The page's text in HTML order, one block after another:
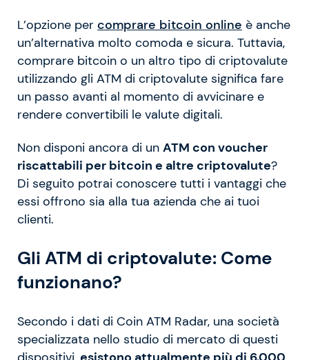
L’opzione per comprare bitcoin online è anche
un’alternativa molto comoda e sicura. Tuttavia,
comprare bitcoin o un altro tipo di criptovalute
utilizzando gli ATM di criptovalute significa fare
un passo avanti al momento di avvicinare e
rendere convertibili le valute digitali.
Non disponi ancora di un ATM con voucher
riscattabili per bitcoin e altre criptovalute?
Di seguito potrai conoscere tutti i vantaggi che
essi offrono sia alla tua azienda che ai tuoi
clienti.
Gli ATM di criptovalute: Come
funzionano?
Secondo i dati di Coin ATM Radar, una società
specializzata nello studio di mercato di questi